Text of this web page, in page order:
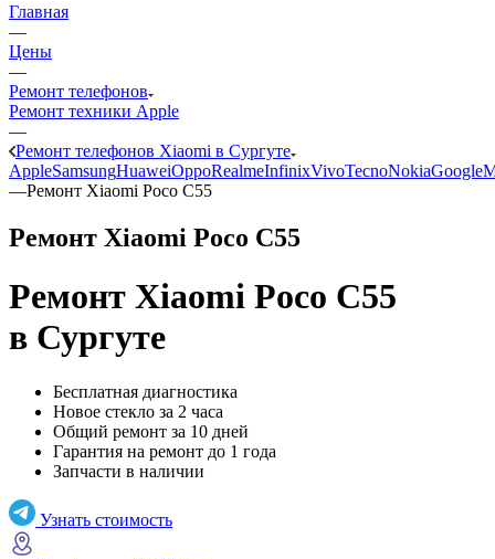
Главная
—
Цены
—
Ремонт телефонов
Ремонт техники Apple
—
Ремонт телефонов Xiaomi в Сургуте
AppleSamsungHuaweiOppoRealmeInfinixVivoTecnoNokiaGoogle
—Ремонт Xiaomi Poco C55
Ремонт Xiaomi Poco C55
Ремонт Xiaomi Poco C55
в Сургуте
Бесплатная диагностика
Новое стекло за 2 часа
Общий ремонт за 10 дней
Гарантия на ремонт до 1 года
Запчасти в наличии
Узнать стоимость